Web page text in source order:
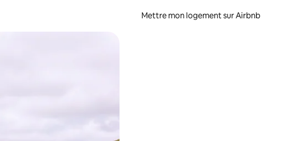
Mettre mon logement sur Airbnb